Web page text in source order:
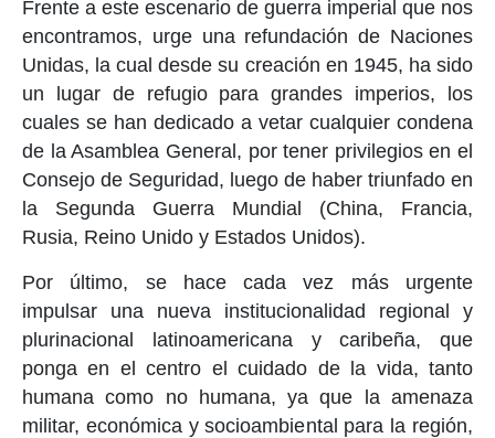
Frente a este escenario de guerra imperial que nos
encontramos, urge una refundación de Naciones
Unidas, la cual desde su creación en 1945, ha sido
un lugar de refugio para grandes imperios, los
cuales se han dedicado a vetar cualquier condena
de la Asamblea General, por tener privilegios en el
Consejo de Seguridad, luego de haber triunfado en
la Segunda Guerra Mundial (China, Francia,
Rusia, Reino Unido y Estados Unidos).
Por último, se hace cada vez más urgente
impulsar una nueva institucionalidad regional y
plurinacional latinoamericana y caribeña, que
ponga en el centro el cuidado de la vida, tanto
humana como no humana, ya que la amenaza
militar, económica y socioambiental para la región,